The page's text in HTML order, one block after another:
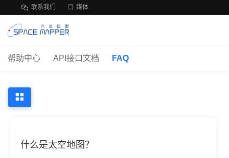
联系我们 媒体
帮助中心 API接口文档 FAQ
什么是太空地图？